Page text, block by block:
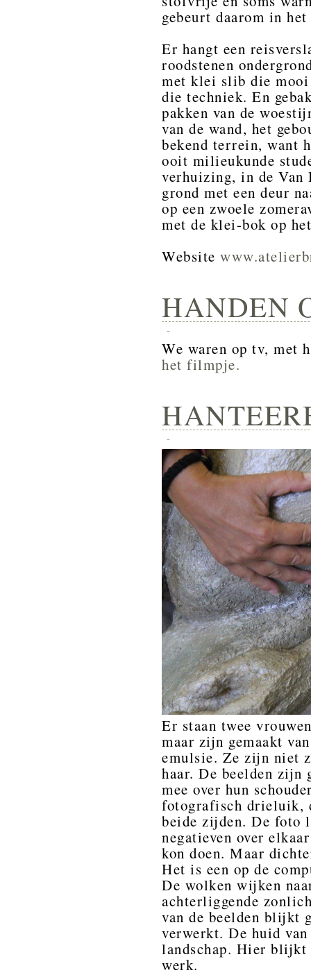
gebeurt daarom in
Er hangt een
roodstenen
met klei slib die
die techniek. En
pakken van de
van de wand, het
bekend terrein, want
ooit milieukunde
verhuizing, in de Van
grond met een deur
op een zwoele
met de klei-bok op
Website
HANDEN
-
We waren op tv, met
het filmpje.
-
Er staan twee
maar zijn gemaakt
emulsie. Ze zijn niet
haar. De beelden
mee over hun
fotografisch drieluik,
beide zijden. De foto
negatieven over
kon doen. Maar
Het is een op de
De wolken wijken
achterliggende
van de beelden blijkt
verwerkt. De huid
landschap. Hier blijkt
werk.